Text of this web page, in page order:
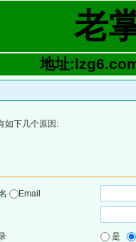
老
地址
如下几个原因:
Email
是